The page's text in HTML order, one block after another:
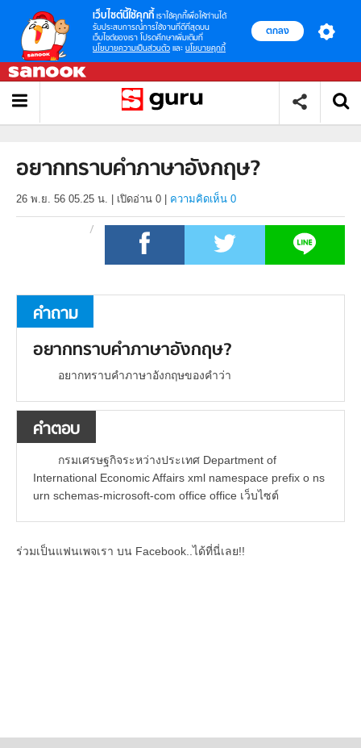
เว็บไซต์นี้ใช้คุกกี้ เราใช้คุกกี้เพื่อให้ท่านได้
รับประสบการณ์การใช้งานที่ดีที่สุดบน
เว็บไซต์ของเรา โปรดศึกษาเพิ่มเติมที่
นโยบายความเป็นส่วนตัว และ นโยบายคุกกี้
ตกลง
อยากทราบคำภาษาอังกฤษ?
26 พ.ย. 56 05.25 น. เปิดอ่าน 0 ความคิดเห็น 0
คำถาม
อยากทราบคำภาษาอังกฤษ?
อยากทราบคำภาษาอังกฤษของคำว่า
คำตอบ
กรมเศรษฐกิจระหว่างประเทศ Department of
International Economic Affairs xml namespace prefix o ns
urn schemas-microsoft-com office office เว็บไซต์
ร่วมเป็นแฟนเพจเรา บน Facebook..ได้ที่นี่เลย!!